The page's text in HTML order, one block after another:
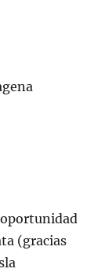
(gracias